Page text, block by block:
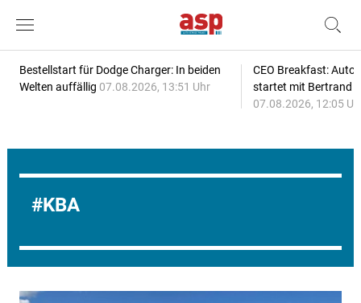
Bestellstart für Dodge Charger: In beiden
Welten auffällig 07.08.2026, 13:51 Uhr
CEO Breakfast:
startet mit Bertrand
07.08.2026, 12:05
KBA